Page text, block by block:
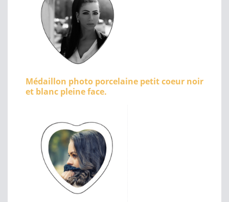
Médaillon photo porcelaine petit coeur noir
et blanc pleine face.